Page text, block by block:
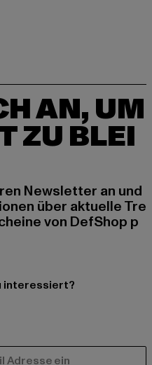
AN, UM
ZU BLEI
Newsletter an und
über aktuelle Tre
von DefShop p
interessiert?